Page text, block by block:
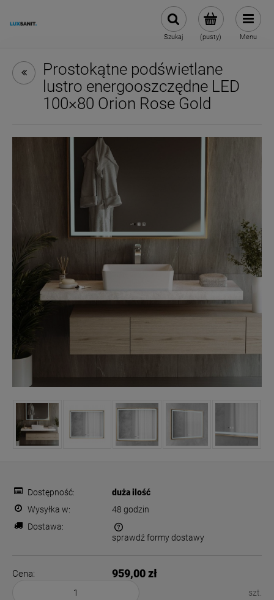
(pusty)
Szukaj Menu
Prostokątne podświetlane
lustro energooszczędne LED
100×80 Orion Rose Gold
Dostępność:
duża ilość
Wysyłka w:
48 godzin
Dostawa:
Cena nie zawiera ewentualnych kosztów płatności
sprawdź formy dostawy
Cena: 959,00 zł
szt.